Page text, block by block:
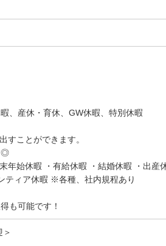
、産休・育休、GW休暇、特別休暇
すことができます。
◎
年始休暇 ・有給休暇 ・結婚休暇 ・出産
ティア休暇 ※各種、社内規程あり
も可能です！